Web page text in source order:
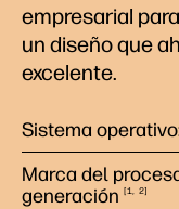
empresarial
un diseño que
excelente.
Sistema
Marca del
generación
1 2